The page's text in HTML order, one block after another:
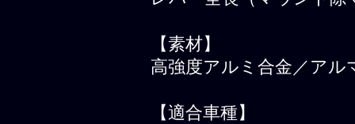
【素材】
高強度アルミ合金／アル
【適合車種】